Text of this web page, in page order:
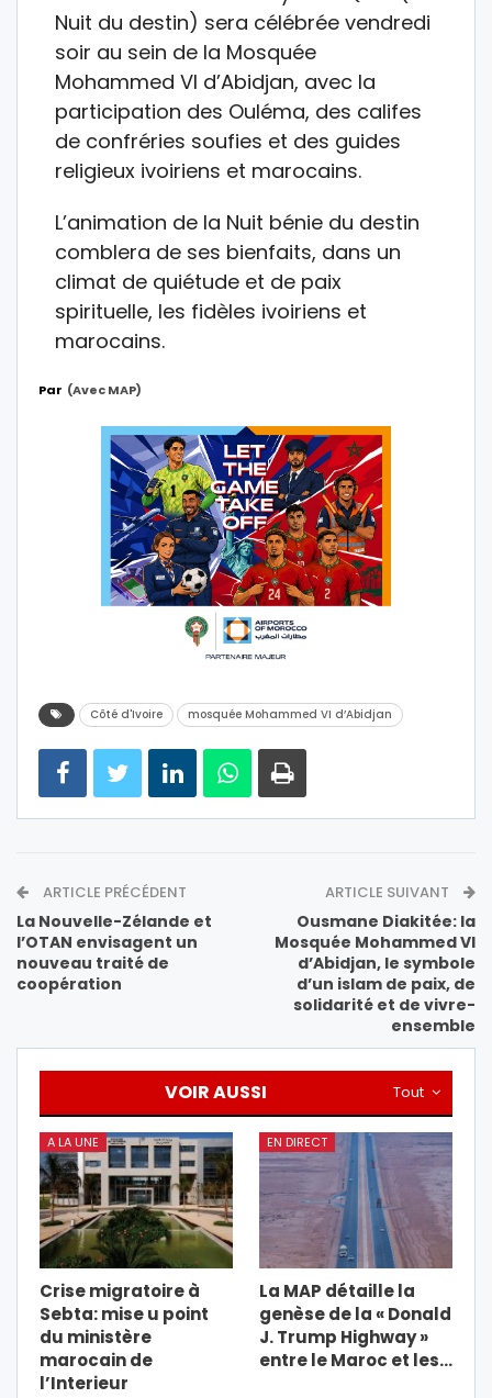
Nuit du destin) sera célébrée vendredi
soir au sein de la Mosquée
Mohammed VI d’Abidjan, avec la
participation des Ouléma, des califes
de confréries soufies et des guides
religieux ivoiriens et marocains.
L’animation de la Nuit bénie du destin
comblera de ses bienfaits, dans un
climat de quiétude et de paix
spirituelle, les fidèles ivoiriens et
marocains.
Par (avec MAP)
Côté d'Ivoire mosquée Mohammed VI d’Abidjan
ARTICLE PRÉCÉDENT
La Nouvelle-Zélande et
l’OTAN envisagent un
nouveau traité de
coopération
ARTICLE SUIVANT
Ousmane Diakitée: la
Mosquée Mohammed VI
d’Abidjan, le symbole
d’un islam de paix, de
solidarité et de vivre-
ensemble
Tout
VOIR AUSSI
A LA UNE
Crise migratoire à
Sebta: mise u point
du ministère
marocain de
l’Interieur
EN DIRECT
La MAP détaille la
genèse de la « Donald
J. Trump Highway »
entre le Maroc et les…